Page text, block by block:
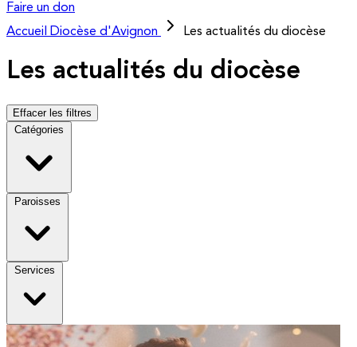
Faire un don
Accueil
Diocèse d'Avignon Les actualités du diocèse
Les actualités du diocèse
Effacer les filtres
Catégories
Paroisses
Services